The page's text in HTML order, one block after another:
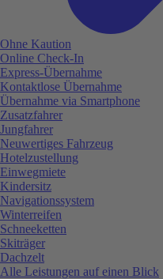
Ohne Kaution
Online Check-In
Express-Übernahme
Kontaktlose Übernahme
Übernahme via Smartphone
Zusatzfahrer
Jungfahrer
Neuwertiges Fahrzeug
Hotelzustellung
Einwegmiete
Kindersitz
Navigationssystem
Winterreifen
Schneeketten
Skiträger
Dachzelt
Alle Leistungen auf einen Blick